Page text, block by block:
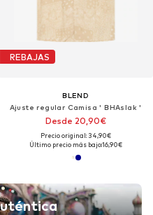
REBAJAS
BLEND
Ajuste regular Camisa ' BHAslak '
Desde 20,90€
Precio original: 34,90€
Último precio más bajo:16,90€